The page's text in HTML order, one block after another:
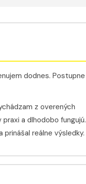
dodnes. Postupne
z overených
a dlhodobo fungujú.
prinášal reálne výsledky.